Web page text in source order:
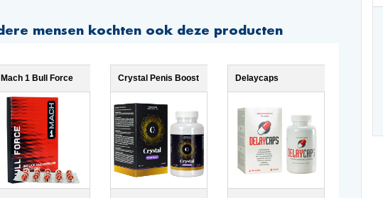
mensen kochten ook deze producten
Mach 1 Bull Force Crystal Penis Boost Delaycaps